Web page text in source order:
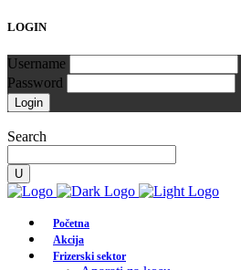
LOGIN
Username
Password
Search
Početna
Akcija
Frizerski sektor